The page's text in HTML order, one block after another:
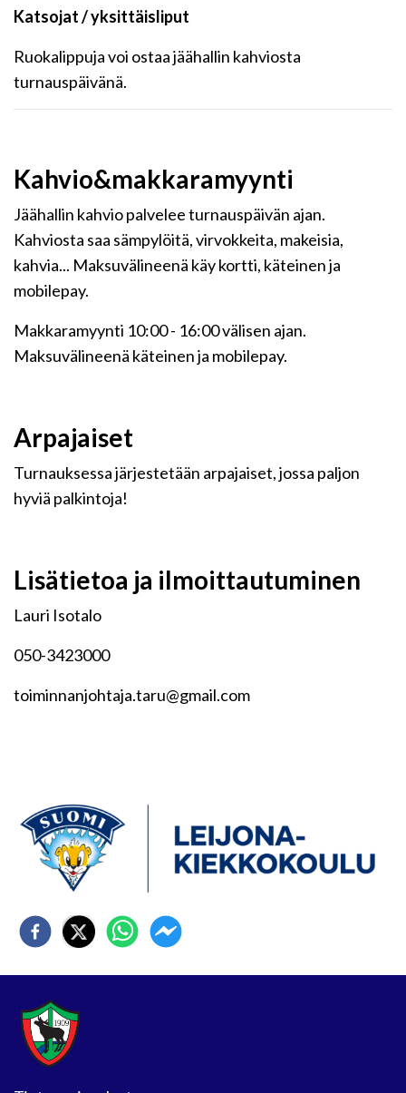
Katsojat / yksittäisliput
Ruokalippuja voi ostaa jäähallin kahviosta
turnauspäivänä.
Kahvio&makkaramyynti
Jäähallin kahvio palvelee turnauspäivän ajan.
Kahviosta saa sämpylöitä, virvokkeita, makeisia,
kahvia... Maksuvälineenä käy kortti, käteinen ja
mobilepay.
Makkaramyynti 10:00 - 16:00 välisen ajan.
Maksuvälineenä käteinen ja mobilepay.
Arpajaiset
Turnauksessa järjestetään arpajaiset, jossa paljon
hyviä palkintoja!
Lisätietoa ja ilmoittautuminen
Lauri Isotalo
050-3423000
toiminnanjohtaja.taru@gmail.com